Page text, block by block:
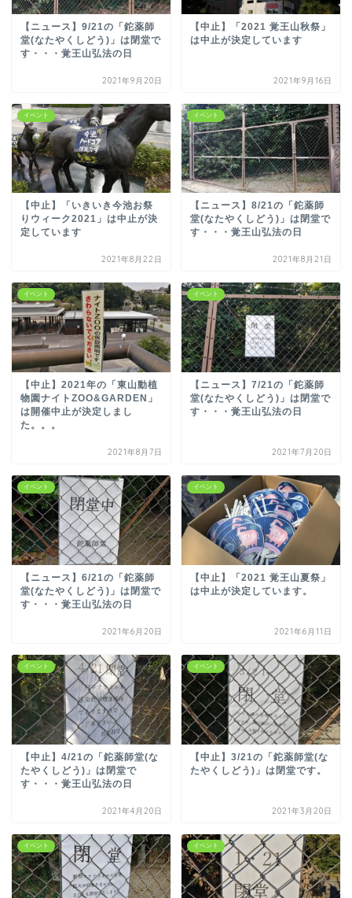
【ニュース】9/21の「鉈薬師
堂(なたやくしどう)」は閉堂で
す・・・覚王山弘法の日
2021年9月20日
【中止】「2021 覚王山秋祭」
は中止が決定しています
2021年9月16日
イベント
【中止】「いきいき今池お祭
りウィーク2021」は中止が決
定しています
2021年8月22日
イベント
【ニュース】8/21の「鉈薬師
堂(なたやくしどう)」は閉堂で
す・・・覚王山弘法の日
2021年8月21日
イベント
【中止】2021年の「東山動植
物園ナイトZOO&GARDEN」
は開催中止が決定しまし
た。。。
2021年8月7日
イベント
【ニュース】7/21の「鉈薬師
堂(なたやくしどう)」は閉堂で
す・・・覚王山弘法の日
2021年7月20日
イベント
【ニュース】6/21の「鉈薬師
堂(なたやくしどう)」は閉堂で
す・・・覚王山弘法の日
2021年6月20日
イベント
【中止】「2021 覚王山夏祭」
は中止が決定しています。
2021年6月11日
イベント
【中止】4/21の「鉈薬師堂(な
たやくしどう)」は閉堂で
す・・・覚王山弘法の日
2021年4月20日
イベント
【中止】3/21の「鉈薬師堂(な
たやくしどう)」は閉堂です。
2021年3月20日
イベント イベント